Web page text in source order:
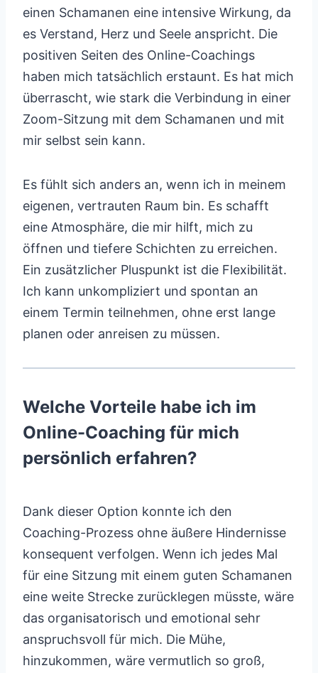
einen Schamanen eine intensive Wirkung, da
es Verstand, Herz und Seele anspricht. Die
positiven Seiten des Online-Coachings
haben mich tatsächlich erstaunt. Es hat mich
überrascht, wie stark die Verbindung in einer
Zoom-Sitzung mit dem Schamanen und mit
mir selbst sein kann.
Es fühlt sich anders an, wenn ich in meinem
eigenen, vertrauten Raum bin. Es schafft
eine Atmosphäre, die mir hilft, mich zu
öffnen und tiefere Schichten zu erreichen.
Ein zusätzlicher Pluspunkt ist die Flexibilität.
Ich kann unkompliziert und spontan an
einem Termin teilnehmen, ohne erst lange
planen oder anreisen zu müssen.
Welche Vorteile habe ich im
Online-Coaching für mich
persönlich erfahren?
Dank dieser Option konnte ich den
Coaching-Prozess ohne äußere Hindernisse
konsequent verfolgen. Wenn ich jedes Mal
für eine Sitzung mit einem guten Schamanen
eine weite Strecke zurücklegen müsste, wäre
das organisatorisch und emotional sehr
anspruchsvoll für mich. Die Mühe,
hinzukommen, wäre vermutlich so groß,